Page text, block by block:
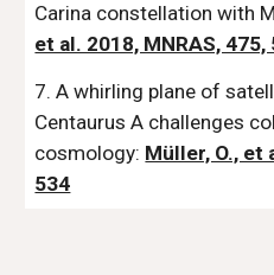
Carina constellation with
et al. 2018, MNRAS, 475,
7. A whirling plane of
Centaurus A challenges
cosmology: Müller, O., et
534